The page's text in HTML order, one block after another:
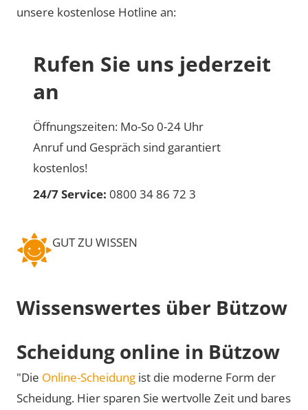
unsere kostenlose Hotline an:
Rufen Sie uns jederzeit
an
Öffnungszeiten: Mo-So 0-24 Uhr
Anruf und Gespräch sind garantiert
kostenlos!
24/7 Service: 0800 34 86 72 3
GUT ZU WISSEN
Wissenswertes über Bützow
Scheidung online in Bützow
"Die Online-Scheidung ist die moderne Form der
Scheidung. Hier sparen Sie wertvolle Zeit und bares